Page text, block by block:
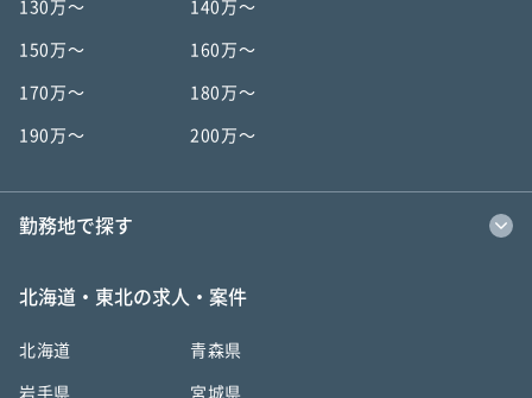
130万〜 140万〜
150万〜 160万〜
170万〜 180万〜
190万〜 200万〜
勤務地で探す
北海道・東北の求人・案件
北海道 青森県
岩手県 宮城県